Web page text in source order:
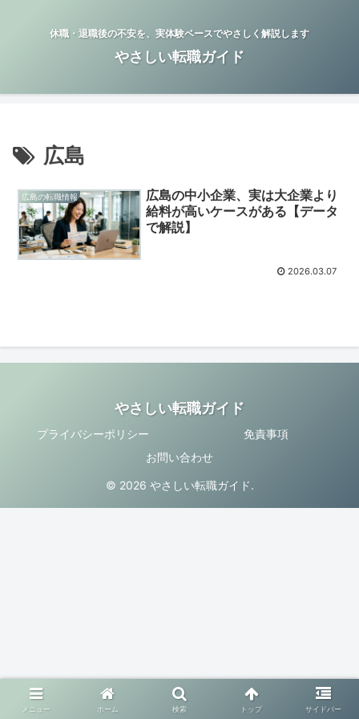
休職・退職後の不安を、実体験ベースでやさしく解説します
やさしい転職ガイド
広島
広島の転職情報
広島の中小企業、実は大企業より
給料が高いケースがある【データ
で解説】
2026.03.07
やさしい転職ガイド
プライバシーポリシー
免責事項
お問い合わせ
© 2026 やさしい転職ガイド.
メニュー ホーム 検索 トップ サイドバー